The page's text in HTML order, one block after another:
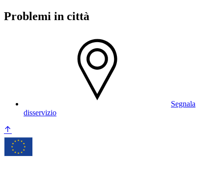
Problemi in città
Segnala
disservizio